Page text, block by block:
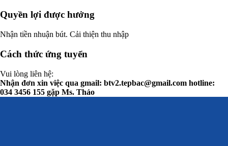
Quyền lợi được hưởng
Nhận tiền nhuận bút. Cải thiện thu nhập
Cách thức ứng tuyển
Vui lòng liên hệ:
Nhận đơn xin việc qua gmail: btv2.tepbac@gmail.com hotline:
034 3456 155 gặp Ms. Thảo